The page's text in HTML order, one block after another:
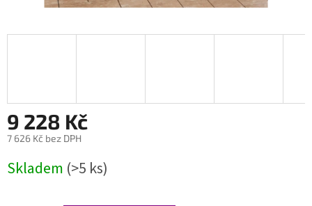
9 228 Kč
7 626 Kč bez DPH
cena:
Skladem (>5 ks)